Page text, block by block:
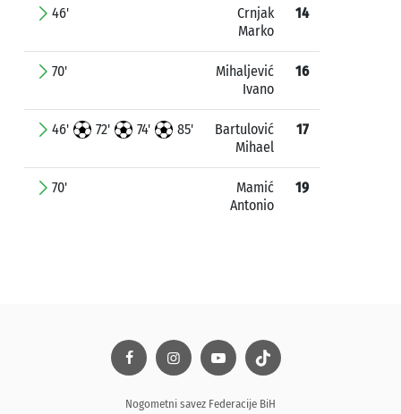
46'
Crnjak
Marko
14
70'
Mihaljević
Ivano
16
46' 72' 74' 85'
Bartulović
Mihael
17
70'
Mamić
Antonio
19
Nogometni savez Federacije BiH